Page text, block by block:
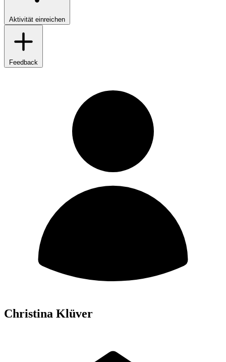
Aktivität einreichen
Feedback
Christina Klüver